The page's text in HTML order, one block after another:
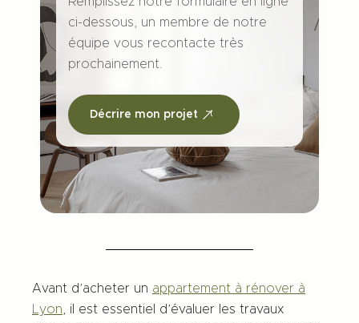
ci-dessous, un membre de notre
équipe vous recontacte très
prochainement.
Décrire mon projet
Avant d’acheter un appartement à rénover à
Lyon , il est essentiel d’évaluer les travaux